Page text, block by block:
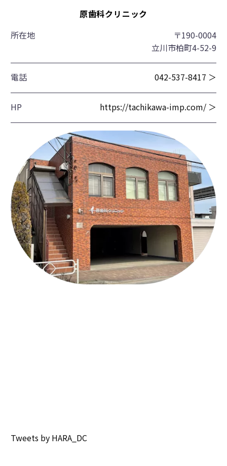
原歯科クリニック
所在地
〒190-0004
立川市柏町4-52-9
電話 042-537-8417 ＞
HP https://tachikawa-imp.com/ ＞
Tweets by HARA_DC